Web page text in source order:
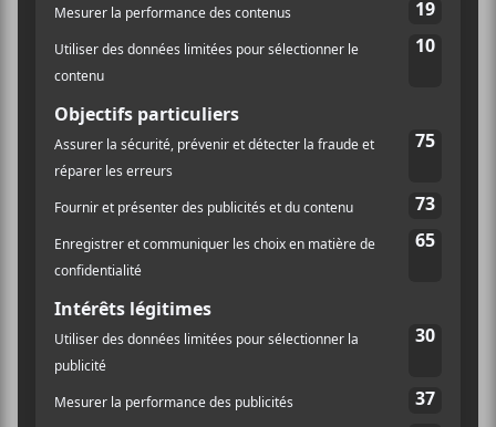
Le Ministère
4521 Boul Saint-Laurent
NIKAMOTAN MTL –
NEW au cinéma
Marie Gold présente : La grande